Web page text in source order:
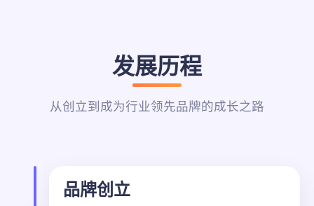
发展历程
从创立到成为行业领先品牌的成长之路
品牌创立